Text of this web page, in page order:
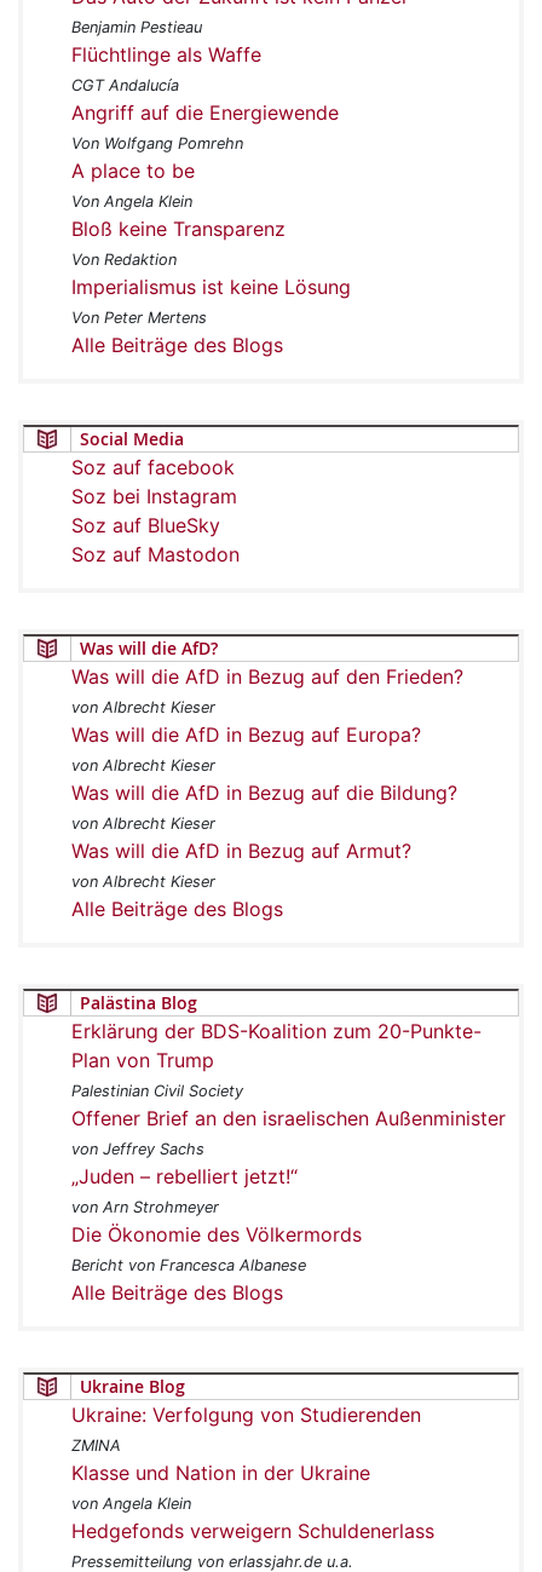
Benjamin Pestieau
Flüchtlinge als Waffe
CGT Andalucía
Angriff auf die Energiewende
Von Wolfgang Pomrehn
A place to be
Von Angela Klein
Bloß keine Transparenz
Von Redaktion
Imperialismus ist keine Lösung
Von Peter Mertens
Alle Beiträge des Blogs
Social Media
Soz auf facebook
Soz bei Instagram
Soz auf BlueSky
Soz auf Mastodon
Was will die AfD?
Was will die AfD in Bezug auf den Frieden?
von Albrecht Kieser
Was will die AfD in Bezug auf Europa?
von Albrecht Kieser
Was will die AfD in Bezug auf die Bildung?
von Albrecht Kieser
Was will die AfD in Bezug auf Armut?
von Albrecht Kieser
Alle Beiträge des Blogs
Palästina Blog
Erklärung der BDS-Koalition zum 20-Punkte-
Plan von Trump
Palestinian Civil Society
Offener Brief an den israelischen Außenminister
von Jeffrey Sachs
„Juden – rebelliert jetzt!“
von Arn Strohmeyer
Die Ökonomie des Völkermords
Bericht von Francesca Albanese
Alle Beiträge des Blogs
Ukraine Blog
Ukraine: Verfolgung von Studierenden
ZMINA
Klasse und Nation in der Ukraine
von Angela Klein
Hedgefonds verweigern Schuldenerlass
Pressemitteilung von erlassjahr.de u.a.